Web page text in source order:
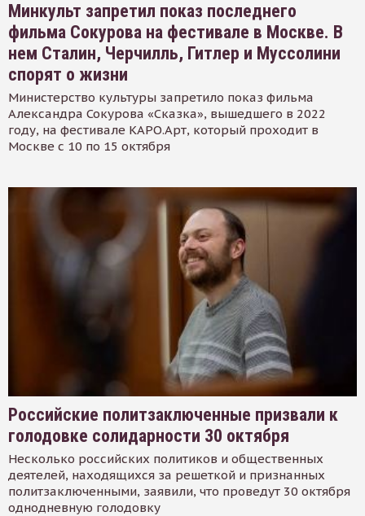
Минкульт запретил показ последнего
фильма Сокурова на фестивале в Москве. В
нем Сталин, Черчилль, Гитлер и Муссолини
спорят о жизни
Министерство культуры запретило показ фильма
Александра Сокурова «Сказка», вышедшего в 2022
году, на фестивале КАРО.Арт, который проходит в
Москве с 10 по 15 октября
Российские политзаключенные призвали к
голодовке солидарности 30 октября
Несколько российских политиков и общественных
деятелей, находящихся за решеткой и признанных
политзаключенными, заявили, что проведут 30 октября
однодневную голодовку